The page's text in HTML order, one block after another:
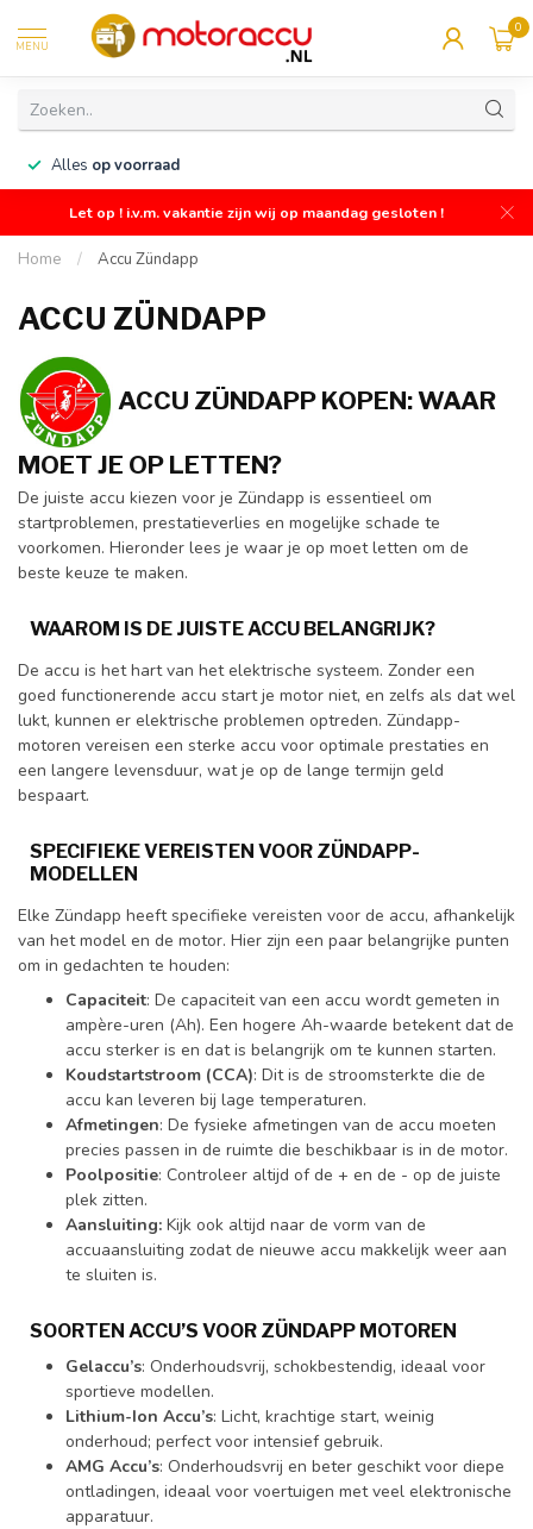
MENU
0
Alles op voorraad
Let op ! i.v.m. vakantie zijn wij op maandag gesloten !
Home / Accu Zündapp
ACCU ZÜNDAPP
ACCU ZÜNDAPP KOPEN: WAAR
MOET JE OP LETTEN?
De juiste accu kiezen voor je Zündapp is essentieel om
startproblemen, prestatieverlies en mogelijke schade te
voorkomen. Hieronder lees je waar je op moet letten om de
beste keuze te maken.
WAAROM IS DE JUISTE ACCU BELANGRIJK?
De accu is het hart van het elektrische systeem. Zonder een
goed functionerende accu start je motor niet, en zelfs als dat wel
lukt, kunnen er elektrische problemen optreden. Zündapp-
motoren vereisen een sterke accu voor optimale prestaties en
een langere levensduur, wat je op de lange termijn geld
bespaart.
SPECIFIEKE VEREISTEN VOOR ZÜNDAPP-
MODELLEN
Elke Zündapp heeft specifieke vereisten voor de accu, afhankelijk
van het model en de motor. Hier zijn een paar belangrijke punten
om in gedachten te houden:
Capaciteit: De capaciteit van een accu wordt gemeten in
ampère-uren (Ah). Een hogere Ah-waarde betekent dat de
accu sterker is en dat is belangrijk om te kunnen starten.
Koudstartstroom (CCA): Dit is de stroomsterkte die de
accu kan leveren bij lage temperaturen.
Afmetingen: De fysieke afmetingen van de accu moeten
precies passen in de ruimte die beschikbaar is in de motor.
Poolpositie: Controleer altijd of de + en de - op de juiste
plek zitten.
Aansluiting: Kijk ook altijd naar de vorm van de
accuaansluiting zodat de nieuwe accu makkelijk weer aan
te sluiten is.
SOORTEN ACCU’S VOOR ZÜNDAPP MOTOREN
Gelaccu’s: Onderhoudsvrij, schokbestendig, ideaal voor
sportieve modellen.
Lithium-Ion Accu’s: Licht, krachtige start, weinig
onderhoud; perfect voor intensief gebruik.
AMG Accu’s: Onderhoudsvrij en beter geschikt voor diepe
ontladingen, ideaal voor voertuigen met veel elektronische
apparatuur.